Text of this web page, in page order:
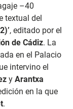
–40
textual del
, editado por el
de Cádiz. La
en el Palacio
intervino el
y Arantxa
en la que
.